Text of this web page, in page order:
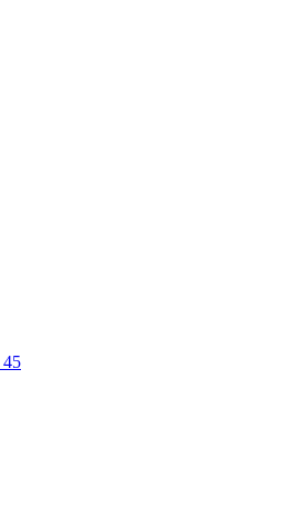
45